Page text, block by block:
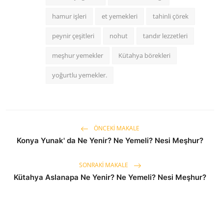
hamur işleri et yemekleri tahinli çörek
peynir çeşitleri nohut tandır lezzetleri
meşhur yemekler Kütahya börekleri
yoğurtlu yemekler.
ÖNCEKI MAKALE
Konya Yunak' da Ne Yenir? Ne Yemeli? Nesi Meşhur?
SONRAKI MAKALE
Kütahya Aslanapa Ne Yenir? Ne Yemeli? Nesi Meşhur?